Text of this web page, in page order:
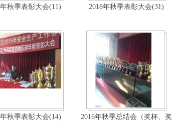
秋季表彰大会(11) 2018年秋季表彰大会(31)
秋季表彰大会(14) 2016年秋季总结会（奖杯、奖